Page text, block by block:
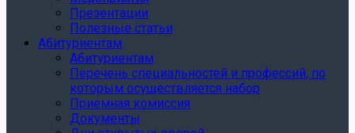
Презентации
Полезные статьи
Абитуриентам
Абитуриентам
Перечень специальностей и профессий, по
которым осуществляется набор
Приемная комиссия
Документы